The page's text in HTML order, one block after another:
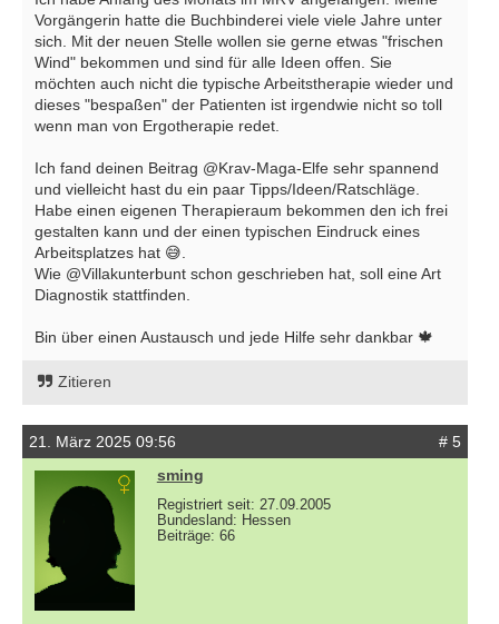
Vorgängerin hatte die Buchbinderei viele viele Jahre unter
sich. Mit der neuen Stelle wollen sie gerne etwas "frischen
Wind" bekommen und sind für alle Ideen offen. Sie
möchten auch nicht die typische Arbeitstherapie wieder und
dieses "bespaßen" der Patienten ist irgendwie nicht so toll
wenn man von Ergotherapie redet.
Ich fand deinen Beitrag @Krav-Maga-Elfe sehr spannend
und vielleicht hast du ein paar Tipps/Ideen/Ratschläge.
Habe einen eigenen Therapieraum bekommen den ich frei
gestalten kann und der einen typischen Eindruck eines
Arbeitsplatzes hat 😅.
Wie @Villakunterbunt schon geschrieben hat, soll eine Art
Diagnostik stattfinden.
Bin über einen Austausch und jede Hilfe sehr dankbar 🍁
Zitieren
21. März 2025 09:56
# 5
sming
Registriert seit: 27.09.2005
Bundesland: Hessen
Beiträge: 66